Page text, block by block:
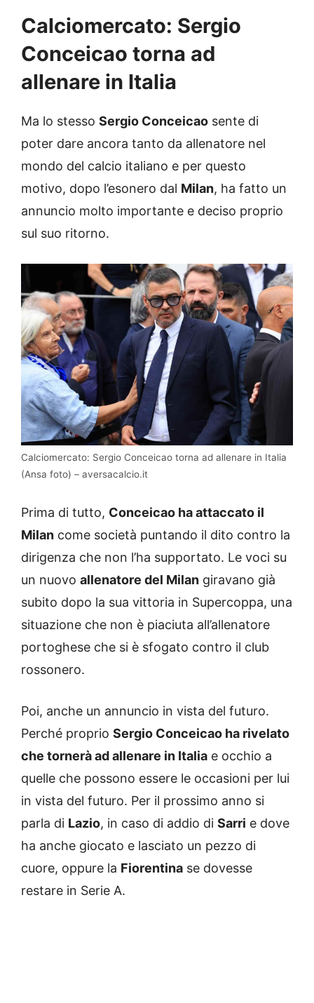
Calciomercato: Sergio
Conceicao torna ad
allenare in Italia
Ma lo stesso Sergio Conceicao sente di
poter dare ancora tanto da allenatore nel
mondo del calcio italiano e per questo
motivo, dopo l’esonero dal Milan, ha fatto un
annuncio molto importante e deciso proprio
sul suo ritorno.
Calciomercato: Sergio Conceicao torna ad allenare in Italia
(Ansa foto) – aversacalcio.it
Prima di tutto, Conceicao ha attaccato il
Milan come società puntando il dito contro la
dirigenza che non l’ha supportato. Le voci su
un nuovo allenatore del Milan giravano già
subito dopo la sua vittoria in Supercoppa, una
situazione che non è piaciuta all’allenatore
portoghese che si è sfogato contro il club
rossonero.
Poi, anche un annuncio in vista del futuro.
Perché proprio Sergio Conceicao ha rivelato
che tornerà ad allenare in Italia e occhio a
quelle che possono essere le occasioni per lui
in vista del futuro. Per il prossimo anno si
parla di Lazio, in caso di addio di Sarri e dove
ha anche giocato e lasciato un pezzo di
cuore, oppure la Fiorentina se dovesse
restare in Serie A.